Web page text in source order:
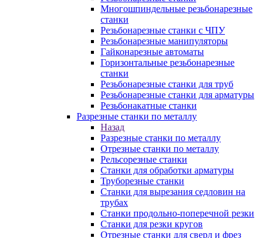
Многошпиндельные резьбонарезные
станки
Резьбонарезные станки с ЧПУ
Резьбонарезные манипуляторы
Гайконарезные автоматы
Горизонтальные резьбонарезные
станки
Резьбонарезные станки для труб
Резьбонарезные станки для арматуры
Резьбонакатные станки
Разрезные станки по металлу
Назад
Разрезные станки по металлу
Отрезные станки по металлу
Рельсорезные станки
Станки для обработки арматуры
Труборезные станки
Станки для вырезания седловин на
трубаx
Станки продольно-поперечной резки
Станки для резки кругов
Отрезные станки для сверл и фрез